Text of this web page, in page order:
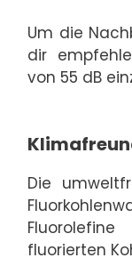
Um die
dir
von 55 dB
Die
Fluorolefine
fluorierten